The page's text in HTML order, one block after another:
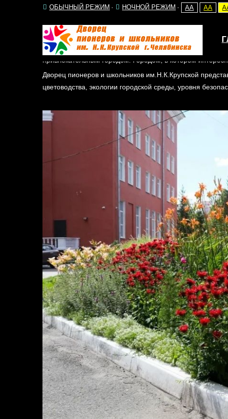
ОБЫЧНЫЙ РЕЖИМ НОЧНОЙ РЕЖИМ AA AA
Цветущий город 2021
Городской социально-значимый проект «Цветущий
привлекательным городом. Городом, в котором
Дворец пионеров и школьников им.Н.К.Крупской
цветоводства, экологии городской среды, уровня